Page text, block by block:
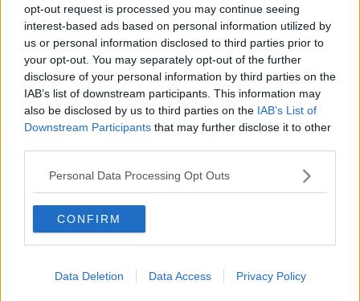
opt-out request is processed you may continue seeing
interest-based ads based on personal information utilized by
us or personal information disclosed to third parties prior to
your opt-out. You may separately opt-out of the further
disclosure of your personal information by third parties on the
IAB’s list of downstream participants. This information may
also be disclosed by us to third parties on the IAB’s List of
Downstream Participants that may further disclose it to other
Personal Data Processing Opt Outs
CONFIRM
Data Deletion Data Access Privacy Policy
Newsletter QUInews - ToscanaMedia.Arriva gratis tutti i giorni
alle 20:00 direttamente nella tua casella di posta.
Basta cliccare
QUI
Ti potrebbe interessare anche:
Articoli dal Blog “Legalità e non solo” di Salvatore Calleri
Il “dopo” Matteo Messina Denaro
Vademecum antimafia per gli elettori
Serve un esercito europeo
I superbonus rischiano di favorire la mafia
Occorre potenziare il controllo del territorio
​Nuovi scenari narcos a Firenze?
Alla 'ndrangheta piace la Toscana
La "Dichiarazione di Vallombrosa"